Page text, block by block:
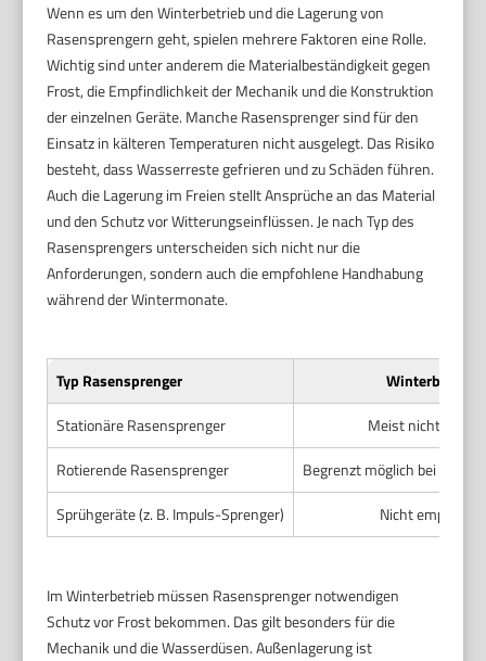
Wenn es um den Winterbetrieb und die Lagerung von
Rasensprengern geht, spielen mehrere Faktoren eine Rolle.
Wichtig sind unter anderem die Materialbeständigkeit gegen
Frost, die Empfindlichkeit der Mechanik und die Konstruktion
der einzelnen Geräte. Manche Rasensprenger sind für den
Einsatz in kälteren Temperaturen nicht ausgelegt. Das Risiko
besteht, dass Wasserreste gefrieren und zu Schäden führen.
Auch die Lagerung im Freien stellt Ansprüche an das Material
und den Schutz vor Witterungseinflüssen. Je nach Typ des
Rasensprengers unterscheiden sich nicht nur die
Anforderungen, sondern auch die empfohlene Handhabung
während der Wintermonate.
Typ Rasensprenger
Winterbetrieb
Stationäre Rasensprenger
Meist nicht
Rotierende Rasensprenger
Begrenzt möglich bei
Sprühgeräte (z. B. Impuls-Sprenger)
Nicht empfohlen
Im Winterbetrieb müssen Rasensprenger notwendigen
Schutz vor Frost bekommen. Das gilt besonders für die
Mechanik und die Wasserdüsen. Außenlagerung ist